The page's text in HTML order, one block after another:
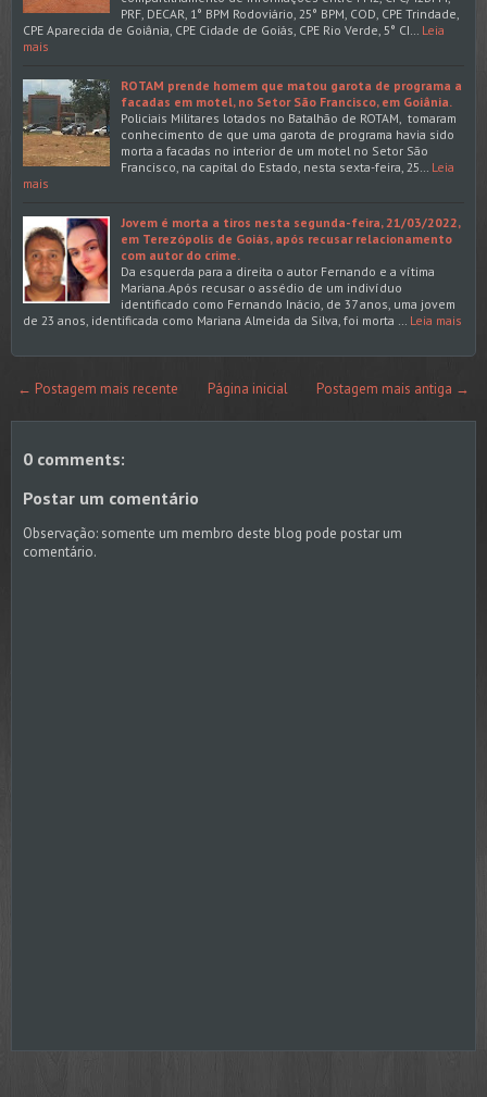
PRF, DECAR, 1° BPM Rodoviário, 25° BPM, COD, CPE Trindade,
CPE Aparecida de Goiânia, CPE Cidade de Goiás, CPE Rio Verde, 5° CI…
Leia
mais
ROTAM prende homem que matou garota de programa a
facadas em motel, no Setor São Francisco, em Goiânia.
Policiais Militares lotados no Batalhão de ROTAM, tomaram
conhecimento de que uma garota de programa havia sido
morta a facadas no interior de um motel no Setor São
Francisco, na capital do Estado, nesta sexta-feira, 25…
Leia
mais
Jovem é morta a tiros nesta segunda-feira, 21/03/2022,
em Terezópolis de Goiás, após recusar relacionamento
com autor do crime.
Da esquerda para a direita o autor Fernando e a vítima
Mariana.Após recusar o assédio de um indivíduo
identificado como Fernando Inácio, de 37 anos, uma jovem
de 23 anos, identificada como Mariana Almeida da Silva, foi morta …
Leia mais
← Postagem mais recente Postagem mais antiga →
Página inicial
0 comments:
Postar um comentário
Observação: somente um membro deste blog pode postar um
comentário.